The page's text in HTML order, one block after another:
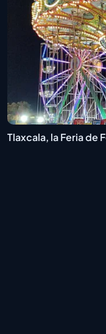
Tlaxcala, la Feria de